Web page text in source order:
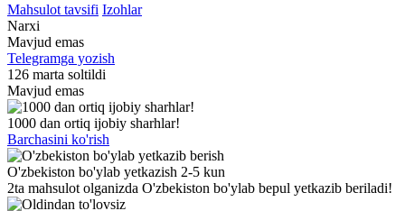
Mahsulot tavsifi Izohlar
Narxi
Mavjud emas
Telegramga yozish
126 marta soltildi
Mavjud emas
1000 dan ortiq ijobiy sharhlar!
Barchasini ko'rish
O'zbekiston bo'ylab yetkazish 2-5 kun
2ta mahsulot olganizda O'zbekiston bo'ylab bepul yetkazib beriladi!